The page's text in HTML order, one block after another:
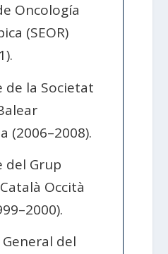
Oncología
(SEOR)
de la Societat
(2006–2008).
del Grup
Occità
del